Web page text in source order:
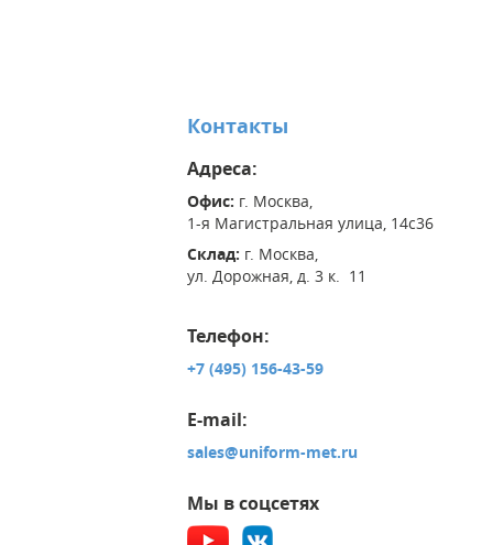
Контакты
Адреса:
Офис: г. Москва,
1-я Магистральная улица, 14с36
Склад: г. Москва,
ул. Дорожная, д. 3 к. 11
Телефон:
+7 (495) 156-43-59
E-mail:
sales@uniform-met.ru
Мы в соцсетях